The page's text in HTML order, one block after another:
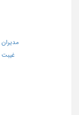
غیبت
مدیران